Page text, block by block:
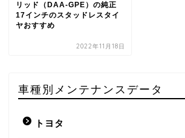
リッド（DAA-GPE）の純正
17インチのスタッドレスタイ
ヤおすすめ
2022年11月18日
車種別メンテナンスデータ
トヨタ